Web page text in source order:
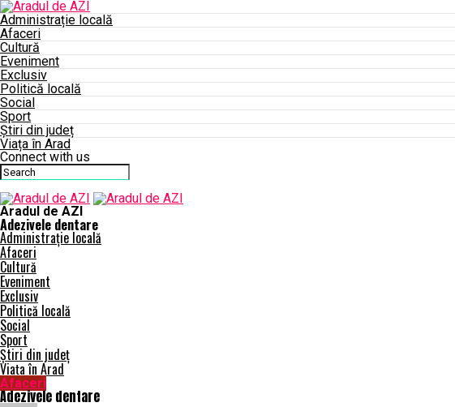
Administrație locală
Afaceri
Cultură
Eveniment
Exclusiv
Politică locală
Social
Sport
Știri din județ
Viața în Arad
Connect with us
Aradul de AZI
Adezivele dentare
Administrație locală
Afaceri
Cultură
Eveniment
Exclusiv
Politică locală
Social
Sport
Știri din județ
Viața în Arad
Afaceri
Adezivele dentare